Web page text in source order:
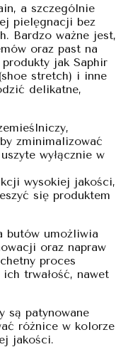
a szczególnie
pielęgnacji bez
Bardzo ważne jest,
oraz past na
jak Saphir
stretch) i inne
delikatne,
zminimalizować
wyłącznie w
wysokiej jakości,
się produktem
butów umożliwia
oraz napraw
proces
trwałość, nawet
są patynowane
różnice w kolorze
jakości.